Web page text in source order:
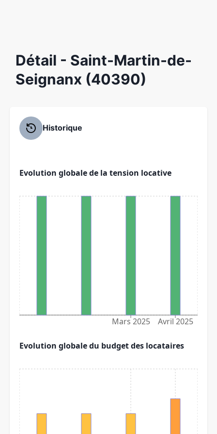
Détail - Saint-Martin-de-
Seignanx (40390)
Historique
Evolution globale de la tension locative
Mars 2025 Avril 2025
Evolution globale du budget des locataires